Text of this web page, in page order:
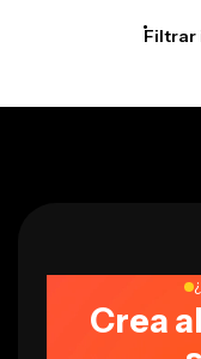
Crea